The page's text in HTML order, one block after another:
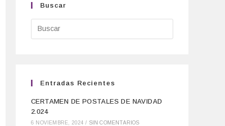
Buscar
Entradas Recientes
CERTAMEN DE POSTALES DE NAVIDAD
2.024
6 NOVIEMBRE, 2024 / SIN COMENTARIOS